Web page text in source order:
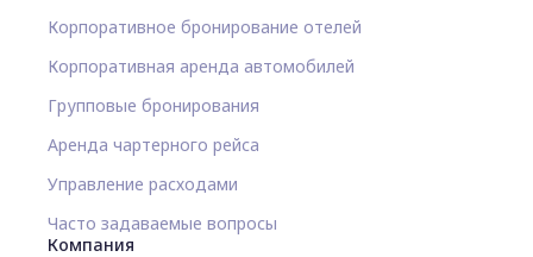
Корпоративное бронирование отелей
Корпоративная аренда автомобилей
Групповые бронирования
Аренда чартерного рейса
Управление расходами
Часто задаваемые вопросы
Компания